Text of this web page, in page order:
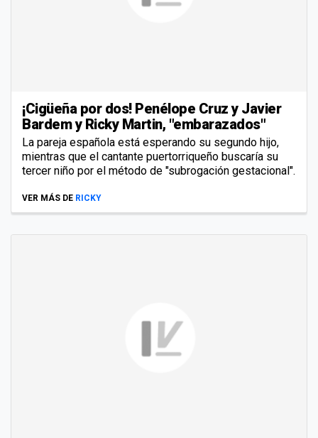
¡Cigüeña por dos! Penélope Cruz y Javier
Bardem y Ricky Martin, "embarazados"
La pareja española está esperando su segundo hijo,
mientras que el cantante puertorriqueño buscaría su
tercer niño por el método de "subrogación gestacional".
VER MÁS DE RICKY